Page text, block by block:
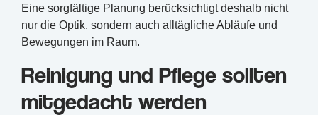
Eine sorgfältige Planung berücksichtigt deshalb nicht
nur die Optik, sondern auch alltägliche Abläufe und
Bewegungen im Raum.
Reinigung und Pflege sollten
mitgedacht werden